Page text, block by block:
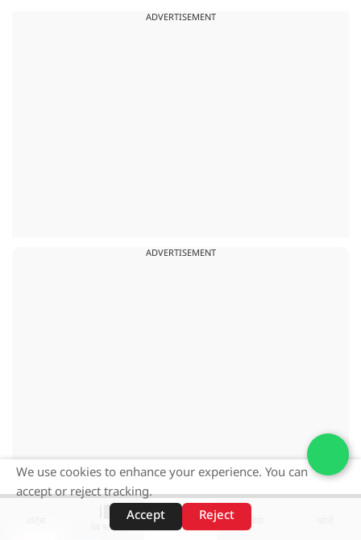
ADVERTISEMENT
ADVERTISEMENT
वेब स्टोरीज़
We use cookies to enhance your experience. You can
accept or reject tracking.
Accept
Reject